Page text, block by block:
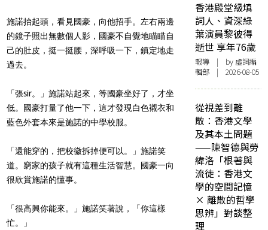
施諾抬起頭，看見國豪，向他招手。左右兩邊
的鏡子照出無數個人影，國豪不自覺地瞄瞄自
己的肚皮，挺一挺腰，深呼吸一下，鎮定地走
過去。
「張sir。」施諾站起來，等國豪坐好了，才坐
低。國豪打量了他一下，這才發現白色襯衣和
藍色外套本來是施諾的中學校服。
「還能穿的，把校徽拆掉便可以。」施諾笑
道。窮家的孩子就有這種生活智慧。國豪一向
很欣賞施諾的懂事。
「很高興你能來。」施諾笑著說，「你這樣
忙。」
香港殿堂級填
詞人、資深綠
葉演員黎彼得
逝世 享年76歲
報導 | by 虛詞編
輯部 | 2026-08-05
從視差到離
散：香港文學
及其本土問題
——陳智德與勞
緯洛「根著與
流徙：香港文
學的空間記憶
× 離散的哲學
思辨」對談整
理